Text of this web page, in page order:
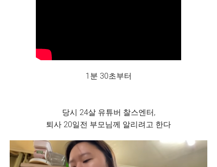
1분 30초부터
당시 24살 유튜버 찰스엔터,
퇴사 20일전 부모님께 알리려고 한다